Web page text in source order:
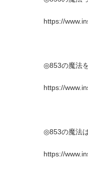
https://
◎853の魔法
https://
◎853の魔法
https://